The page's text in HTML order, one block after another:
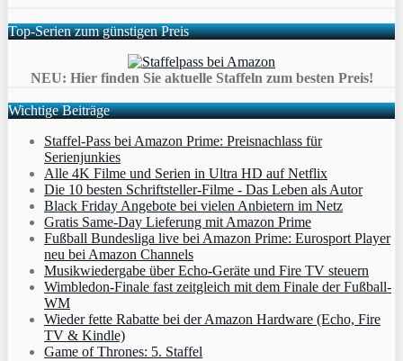
Top-Serien zum günstigen Preis
NEU: Hier finden Sie aktuelle Staffeln zum besten Preis!
Wichtige Beiträge
Staffel-Pass bei Amazon Prime: Preisnachlass für
Serienjunkies
Alle 4K Filme und Serien in Ultra HD auf Netflix
Die 10 besten Schriftsteller-Filme - Das Leben als Autor
Black Friday Angebote bei vielen Anbietern im Netz
Gratis Same-Day Lieferung mit Amazon Prime
Fußball Bundesliga live bei Amazon Prime: Eurosport Player
neu bei Amazon Channels
Musikwiedergabe über Echo-Geräte und Fire TV steuern
Wimbledon-Finale fast zeitgleich mit dem Finale der Fußball-
WM
Wieder fette Rabatte bei der Amazon Hardware (Echo, Fire
TV & Kindle)
Game of Thrones: 5. Staffel